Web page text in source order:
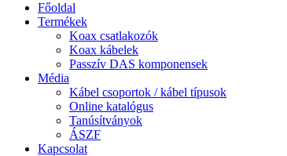
Főoldal
Termékek
Koax csatlakozók
Koax kábelek
Passzív DAS komponensek
Média
Kábel csoportok / kábel típusok
Online katalógus
Tanúsítványok
ÁSZF
Kapcsolat